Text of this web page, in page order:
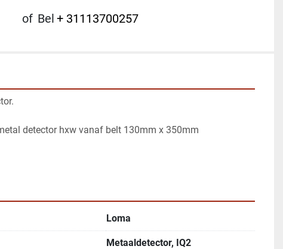
of Bel + 31113700257
detector hxw vanaf belt 130mm x 350mm
Loma
Metaaldetector, IQ2